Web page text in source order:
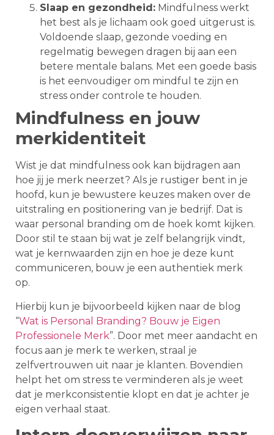
Slaap en gezondheid: Mindfulness werkt
het best als je lichaam ook goed uitgerust is.
Voldoende slaap, gezonde voeding en
regelmatig bewegen dragen bij aan een
betere mentale balans. Met een goede basis
is het eenvoudiger om mindful te zijn en
stress onder controle te houden.
Mindfulness en jouw
merkidentiteit
Wist je dat mindfulness ook kan bijdragen aan
hoe jij je merk neerzet? Als je rustiger bent in je
hoofd, kun je bewustere keuzes maken over de
uitstraling en positionering van je bedrijf. Dat is
waar personal branding om de hoek komt kijken.
Door stil te staan bij wat je zelf belangrijk vindt,
wat je kernwaarden zijn en hoe je deze kunt
communiceren, bouw je een authentiek merk
op.
Hierbij kun je bijvoorbeeld kijken naar de blog
“Wat is Personal Branding? Bouw je Eigen
Professionele Merk”. Door met meer aandacht en
focus aan je merk te werken, straal je
zelfvertrouwen uit naar je klanten. Bovendien
helpt het om stress te verminderen als je weet
dat je merkconsistentie klopt en dat je achter je
eigen verhaal staat.